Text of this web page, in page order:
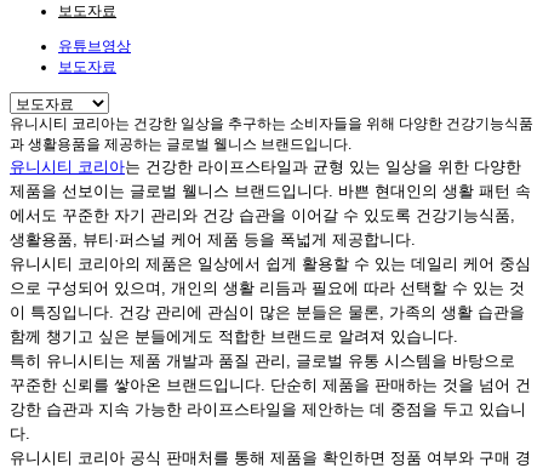
보도자료
유튜브영상
보도자료
유니시티 코리아는 건강한 일상을 추구하는 소비자들을 위해 다양한 건강기능식품
과 생활용품을 제공하는 글로벌 웰니스 브랜드입니다.
유니시티 코리아는 건강한 라이프스타일과 균형 있는 일상을 위한 다양한
제품을 선보이는 글로벌 웰니스 브랜드입니다. 바쁜 현대인의 생활 패턴 속
에서도 꾸준한 자기 관리와 건강 습관을 이어갈 수 있도록 건강기능식품,
생활용품, 뷰티·퍼스널 케어 제품 등을 폭넓게 제공합니다.
유니시티 코리아의 제품은 일상에서 쉽게 활용할 수 있는 데일리 케어 중심
으로 구성되어 있으며, 개인의 생활 리듬과 필요에 따라 선택할 수 있는 것
이 특징입니다. 건강 관리에 관심이 많은 분들은 물론, 가족의 생활 습관을
함께 챙기고 싶은 분들에게도 적합한 브랜드로 알려져 있습니다.
특히 유니시티는 제품 개발과 품질 관리, 글로벌 유통 시스템을 바탕으로
꾸준한 신뢰를 쌓아온 브랜드입니다. 단순히 제품을 판매하는 것을 넘어 건
강한 습관과 지속 가능한 라이프스타일을 제안하는 데 중점을 두고 있습니
다.
유니시티 코리아 공식 판매처를 통해 제품을 확인하면 정품 여부와 구매 경